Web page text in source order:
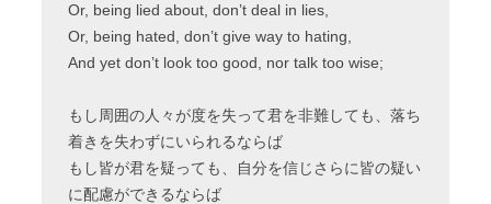
Or, being lied about, don’t deal in lies,
Or, being hated, don’t give way to hating,
And yet don’t look too good, nor talk too wise;
もし周囲の人々が度を失って君を非難しても、落ち
着きを失わずにいられるならば
もし皆が君を疑っても、自分を信じさらに皆の疑い
に配慮ができるならば